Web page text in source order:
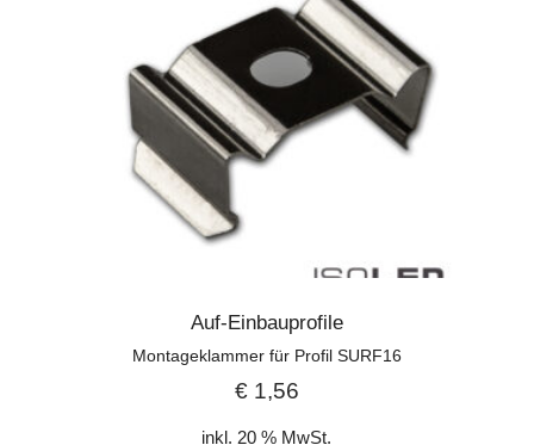
Auf-Einbauprofile
Montageklammer für Profil SURF16
€1,56
inkl. 20 % MwSt.